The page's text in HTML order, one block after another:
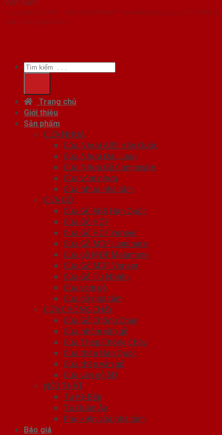
Copyright ⓒ 2016 – 2026 SaigonDoor™ - www.baogiacuago.com | Đơn vị
chủ quản SaigonDoor
Tìm
kiếm:
Trang chủ
Giới thiệu
Sản phẩm
CỬA NHỰA
Cửa Nhựa ABS Hàn Quốc
Cửa Nhựa Đài Loan
Cửa Nhựa Gỗ Composite
Cửa vòm nhựa
Cửa nhựa nhà tắm
CỬA GỖ
Cửa Gỗ ABS Hàn Quốc
Cửa Gỗ HDF
Cửa Gỗ HDF Veneer
Cửa Gỗ MDF Laminate
Cửa gỗ MDF Melamine
Cửa Gỗ MDF Veneer
Cửa Gỗ Tự Nhiên
Cửa vòm gỗ
Cửa gỗ nhà tắm
CỬA CHỐNG CHÁY
Cửa Gỗ Chống Cháy
Cửa nhôm vân gỗ
Cửa Thép Chống Cháy
Cửa thép Hàn Quốc
Cửa thép vân gỗ
Cửa vân gỗ 5D
NỘI THẤT
Tủ Kệ Bếp
Tủ Quần Áo
Phụ kiện cửa nhà tắm
Báo giá